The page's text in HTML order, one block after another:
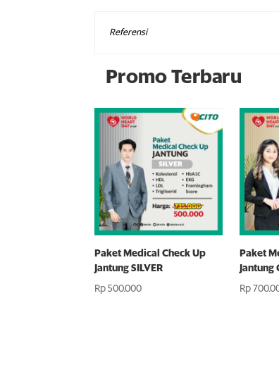
Referensi
Promo Terbaru
Paket Medical Check Up
Jantung SILVER
Rp 500.000
Paket
Jantung
Rp